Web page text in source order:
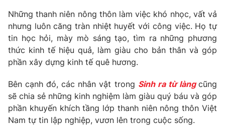
Khán giả
Giải sao mai
Sao
Du lịch
Làm đẹp
Chất lượng cuộc sống
Giáo dục
Tuyển sinh
Học trực tuyến
Công nghệ
Sản phẩm
Thị trường
Giao lưu trực tuyến
Lịch phát sóng
Những thanh niên nông thôn làm việc khó nhọc, vất vả
nhưng luôn căng tràn nhiệt huyết với công việc. Họ tự
tin học hỏi, mày mò sáng tạo, tìm ra những phương
thức kinh tế hiệu quả, làm giàu cho bản thân và góp
phần xây dựng kinh tế quê hương.
Bên cạnh đó, các nhân vật trong Sinh ra từ làng cũng
sẽ chia sẻ những kinh nghiệm làm giàu quý báu và góp
phần khuyến khích tầng lớp thanh niên nông thôn Việt
Nam tự tin lập nghiệp, vươn lên trong cuộc sống.